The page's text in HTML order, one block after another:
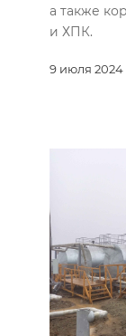
9 июля 2024
а также
и ХПК.